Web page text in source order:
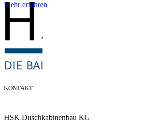
Mehr erfahren
KONTAKT
HSK Duschkabinenbau KG